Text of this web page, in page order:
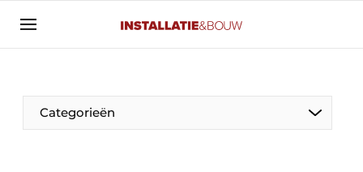
Aanmelden
Banner overzicht
BedrijvenAanmeldenBedankt voor de aanmelding
Categorieën